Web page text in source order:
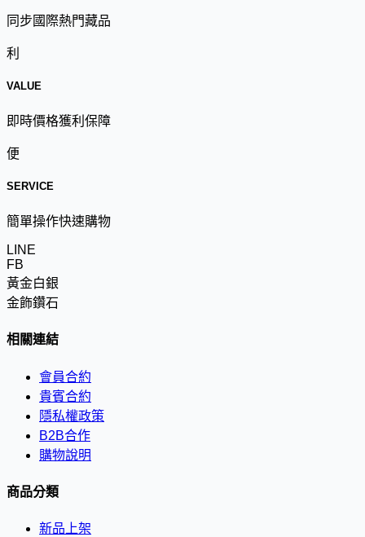
同步國際熱門藏品
利
VALUE
即時價格獲利保障
便
SERVICE
簡單操作快速購物
LINE
FB
黃金白銀
金飾鑽石
相關連結
會員合約
貴賓合約
隱私權政策
B2B合作
購物說明
商品分類
新品上架